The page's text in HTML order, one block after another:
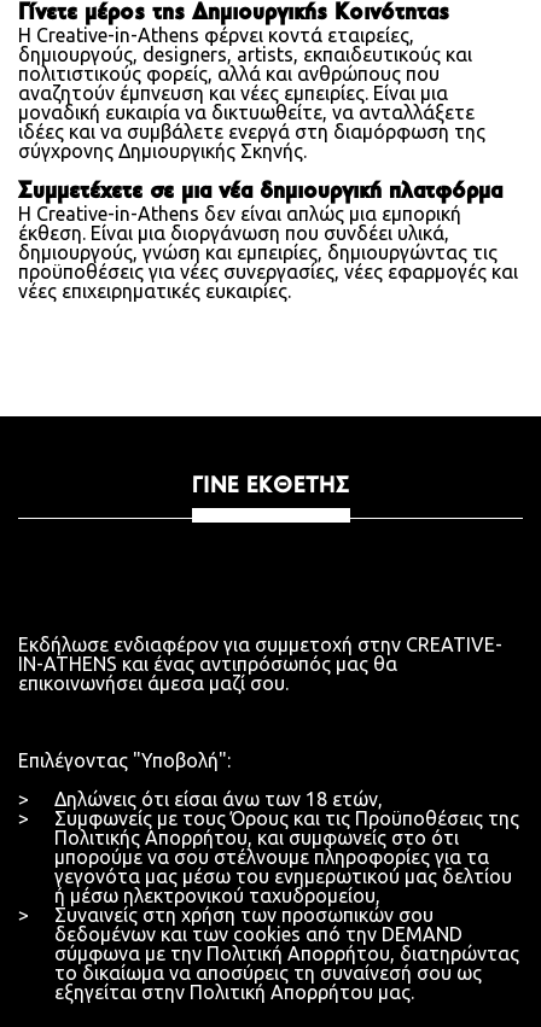
Γίνετε μέρος της Δημιουργικής Κοινότητας
Η Creative-in-Athens φέρνει κοντά εταιρείες,
δημιουργούς, designers, artists, εκπαιδευτικούς και
πολιτιστικούς φορείς, αλλά και ανθρώπους που
αναζητούν έμπνευση και νέες εμπειρίες. Είναι μια
μοναδική ευκαιρία να δικτυωθείτε, να ανταλλάξετε
ιδέες και να συμβάλετε ενεργά στη διαμόρφωση της
σύγχρονης Δημιουργικής Σκηνής.
Συμμετέχετε σε μια νέα δημιουργική πλατφόρμα
Η Creative-in-Athens δεν είναι απλώς μια εμπορική
έκθεση. Είναι μια διοργάνωση που συνδέει υλικά,
δημιουργούς, γνώση και εμπειρίες, δημιουργώντας τις
προϋποθέσεις για νέες συνεργασίες, νέες εφαρμογές και
νέες επιχειρηματικές ευκαιρίες.
ΓΊΝΕ ΕΚΘΈΤΗΣ
Εκδήλωσε ενδιαφέρον για συμμετοχή στην CREATIVE-
IN-ATHENS και ένας αντιπρόσωπός μας θα
επικοινωνήσει άμεσα μαζί σου.
Επιλέγοντας "Υποβολή":
Δηλώνεις ότι είσαι άνω των 18 ετών,
Συμφωνείς με τους Όρους και τις Προϋποθέσεις της
Πολιτικής Απορρήτου, και συμφωνείς στο ότι
μπορούμε να σου στέλνουμε πληροφορίες για τα
γεγονότα μας μέσω του ενημερωτικού μας δελτίου
ή μέσω ηλεκτρονικού ταχυδρομείου,
Συναινείς στη χρήση των προσωπικών σου
δεδομένων και των cookies από την DEMAND
σύμφωνα με την Πολιτική Απορρήτου, διατηρώντας
το δικαίωμα να αποσύρεις τη συναίνεσή σου ως
εξηγείται στην Πολιτική Απορρήτου μας.